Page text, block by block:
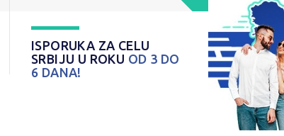
ISPORUKA ZA CELU
SRBIJU U ROKU OD 3 DO
6 DANA!